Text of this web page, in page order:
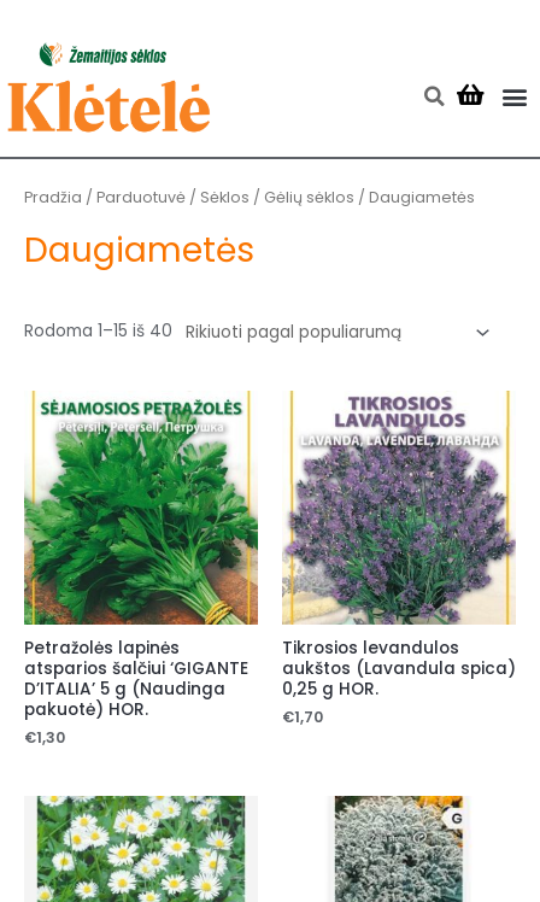
turinio
Pradžia / Parduotuvė / Sėklos / Gėlių sėklos / Daugiametės
Daugiametės
Rodoma 1–15 iš 40
Rūšiuojama
populiarumą
Petražolės lapinės
atsparios šalčiui ‘GIGANTE
D’ITALIA’ 5 g (Naudinga
pakuotė) HOR.
€1,30
Tikrosios levandulos
aukštos (Lavandula spica)
0,25 g HOR.
€1,70